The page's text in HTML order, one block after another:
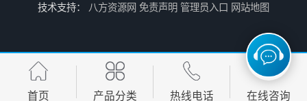
潮州人脸识别系统价格 能够识别活体人脸 非接触性 潮州智能人脸识别系统 可以应用于不同场景 高度自动化
技术支持： 八方资源网 免责声明 管理员入口 网站地图
首页 产品分类 热线电话 在线咨询